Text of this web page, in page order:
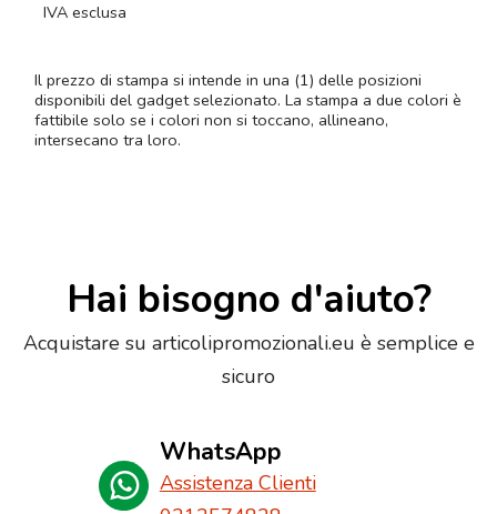
IVA esclusa
Il prezzo di stampa si intende in una (1) delle posizioni
disponibili del gadget selezionato. La stampa a due colori è
fattibile solo se i colori non si toccano, allineano,
intersecano tra loro.
Hai bisogno d'aiuto?
Acquistare su articolipromozionali.eu è semplice e
sicuro
WhatsApp
Assistenza Clienti